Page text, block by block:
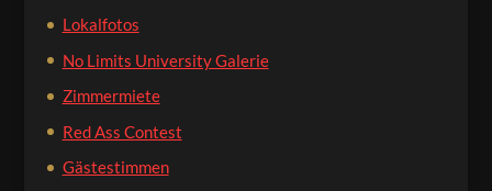
Lokalfotos
No Limits University Galerie
Zimmermiete
Red Ass Contest
Gästestimmen